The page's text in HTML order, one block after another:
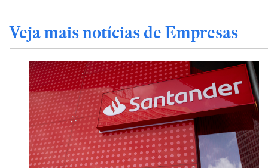
Veja mais notícias de Empresas